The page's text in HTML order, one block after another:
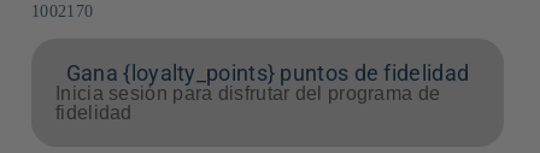
SKU:
1002170
Gana {loyalty_points} puntos de fidelidad
Inicia sesión para disfrutar del programa de
fidelidad